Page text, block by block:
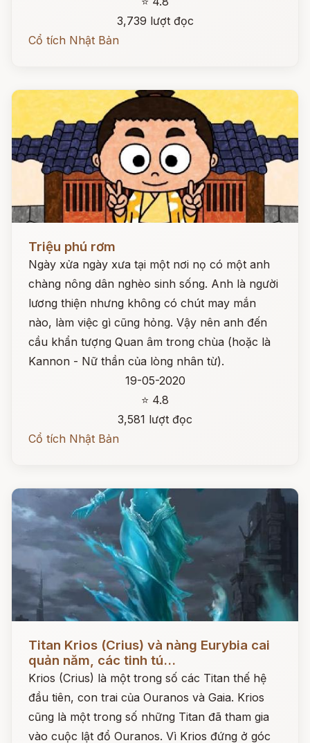
3,739 lượt đọc
Cổ tích Nhật Bản
Triệu phú rơm
Ngày xửa ngày xưa tại một nơi nọ có một anh
chàng nông dân nghèo sinh sống. Anh là người
lương thiện nhưng không có chút may mắn
nào, làm việc gì cũng hỏng. Vậy nên anh đến
cầu khẩn tượng Quan âm trong chùa (hoặc là
Kannon - Nữ thần của lòng nhân từ).
19-05-2020
⭐ 4.8
3,581 lượt đọc
Cổ tích Nhật Bản
Titan Krios (Crius) và nàng Eurybia cai
quản năm, các tinh tú...
Krios (Crius) là một trong số các Titan thế hệ
đầu tiên, con trai của Ouranos và Gaia. Krios
cũng là một trong số những Titan đã tham gia
vào cuộc lật đổ Ouranos. Vì Krios đứng ở góc